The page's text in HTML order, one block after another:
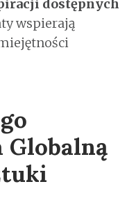
dostępnych
wspierają
Globalną